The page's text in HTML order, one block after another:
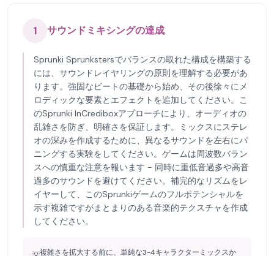
1 サウンドミキシングの達成
Sprunki Sprunkstersでバランスの取れた構成を構築する
には、サウンドレイヤリングの原則を理解する必要があ
ります。強固なビートの基礎から始め、その後徐々にメ
ロディックな要素とエフェクトを追加してください。こ
のSprunki InCrediboxアプローチにより、オーディオの
乱雑さを防ぎ、明確さを保証します。ミックスにステレ
オの深みを作成するために、異なるサウンドを左右にパ
ニングする実験をしてください。ゲームは周波数バラン
スへの慎重な注意を報います - 同時に重低音過多や高音
過多のサウンドを避けてください。補完的なリズムをレ
イヤーして、このSprunkiゲームのフルポテンシャルを
示す複雑ですがまとまりのある音楽的テクスチャを作成
してください。
複雑さを拡大する前に、単純な3-4キャラクターミックスか